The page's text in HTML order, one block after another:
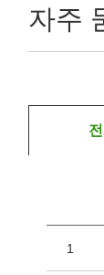
자주
전
1